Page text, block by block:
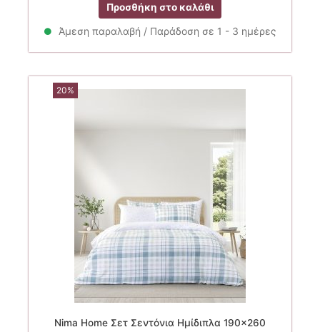
was:
34.90€.
τιμή
είναι:
Προσθήκη στο καλάθι
Άμεση παραλαβή / Παράδοση σε 1 - 3 ημέρες
20%
Nima Home Σετ Σεντόνια Ημίδιπλα 190×260